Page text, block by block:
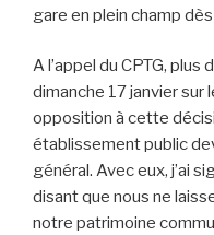
gare en plein champ
A l’appel du CPTG,
dimanche 17 janvier sur
opposition à cette
établissement public
général. Avec eux, j’ai
disant que nous ne
notre patrimoine